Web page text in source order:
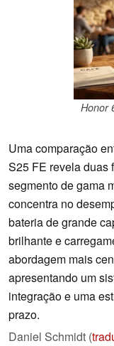
Honor
Uma comparação
S25 FE revela duas
segmento de gama
concentra no
bateria de grande
brilhante e
abordagem mais
apresentando um
integração e uma
prazo.
Daniel Schmidt (